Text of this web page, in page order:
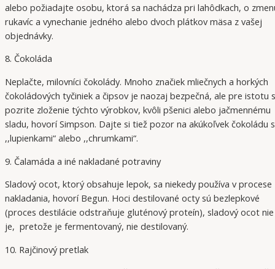
alebo požiadajte osobu, ktorá sa nachádza pri lahôdkach, o
rukavíc a vynechanie jedného alebo dvoch plátkov mäsa z vašej
objednávky.
8. Čokoláda
Neplačte, milovníci čokolády. Mnoho značiek mliečnych a horkých
čokoládových tyčiniek a čipsov je naozaj bezpečná, ale pre istotu
pozrite zloženie týchto výrobkov, kvôli pšenici alebo jačmennému
sladu, hovorí Simpson. Dajte si tiež pozor na akúkoľvek čokoládu s
,,lupienkami“ alebo ,,chrumkami“.
9. Čalamáda a iné nakladané potraviny
Sladový ocot, ktorý obsahuje lepok, sa niekedy používa v procese
nakladania, hovorí Begun. Hoci destilované octy sú bezlepkové
(proces destilácie odstraňuje gluténový proteín), sladový ocot nie
je, pretože je fermentovaný, nie destilovaný.
10. Rajčinový pretlak